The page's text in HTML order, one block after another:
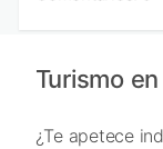
Turismo
¿Te apetece